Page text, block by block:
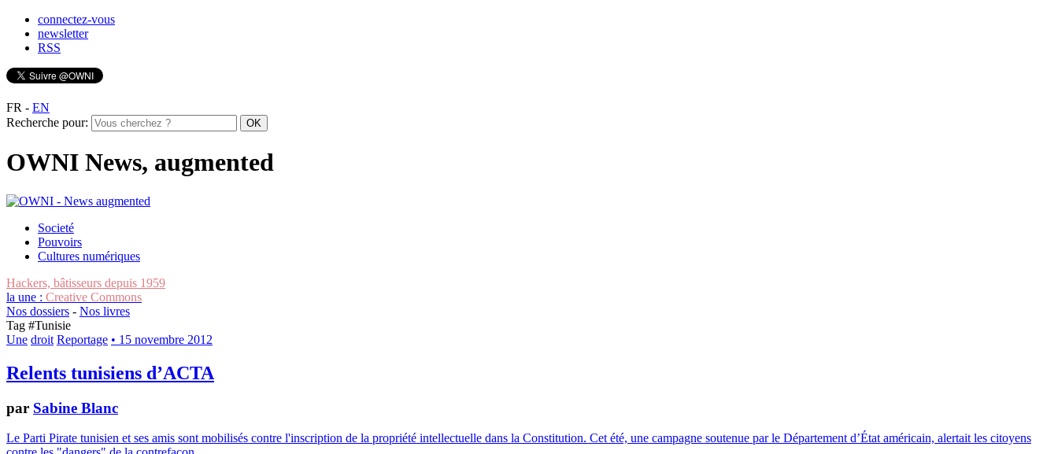
connectez-vous
newsletter
RSS
FR - EN
Recherche pour:
OWNI News, augmented
Societé
Pouvoirs
Cultures numériques
Hackers, bâtisseurs depuis 1959
la une : Creative Commons
Nos dossiers - Nos livres
Tag #Tunisie
Une droit Reportage • 15 novembre 2012
Relents tunisiens d’ACTA
par Sabine Blanc
Le Parti Pirate tunisien et ses amis sont mobilisés contre l'inscription de la propriété intellectuelle dans la Constitution. Cet été, une campagne soutenue par le Département d’État américain, alertait les citoyens